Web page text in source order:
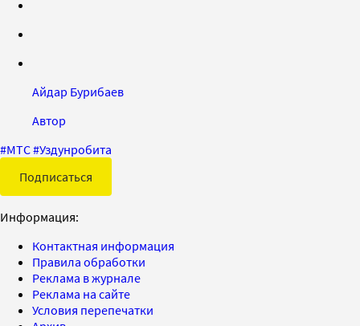
Айдар Бурибаев
Автор
#МТС#Уздунробита
Подписаться
Информация:
Контактная информация
Правила обработки
Реклама в журнале
Реклама на сайте
Условия перепечатки